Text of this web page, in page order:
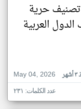
تصنيف حرية
العربية
May 04, 2026
عدد الكلمات: ٢٣١